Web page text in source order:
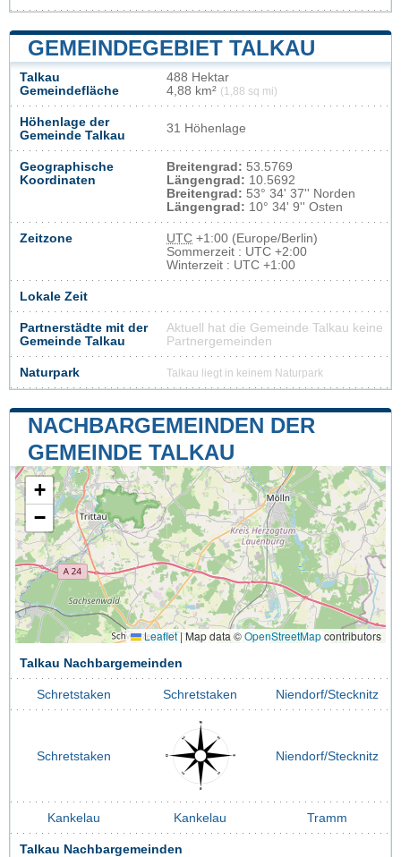
GEMEINDEGEBIET TALKAU
Talkau
Gemeindefläche
488 Hektar
4,88 km² (1,88 sq mi)
Höhenlage der
Gemeinde Talkau
31 Höhenlage
Geographische
Koordinaten
Breitengrad: 53.5769
Längengrad: 10.5692
Breitengrad: 53° 34' 37'' Norden
Längengrad: 10° 34' 9'' Osten
Zeitzone UTC +1:00 (Europe/Berlin)
Sommerzeit : UTC +2:00
Winterzeit : UTC +1:00
Lokale Zeit
Partnerstädte mit der
Gemeinde Talkau
Aktuell hat die Gemeinde Talkau keine
Partnergemeinden
Naturpark Talkau liegt in keinem Naturpark
NACHBARGEMEINDEN DER
GEMEINDE TALKAU
+
−
Leaflet |Map data ©OpenStreetMapcontributors
Talkau Nachbargemeinden
Schretstaken Schretstaken Niendorf/Stecknitz
Schretstaken Niendorf/Stecknitz
Kankelau Kankelau Tramm
Talkau Nachbargemeinden